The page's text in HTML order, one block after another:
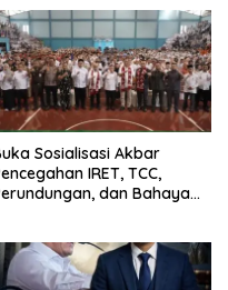
Sosialisasi Akbar
IRET, TCC,
dan Bahaya
jaga diri, 60% masa
depan sudah ada di tangan”